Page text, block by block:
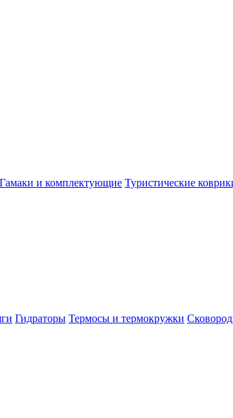
Гамаки и комплектующие Туристические
Гидраторы Термосы и термокружки